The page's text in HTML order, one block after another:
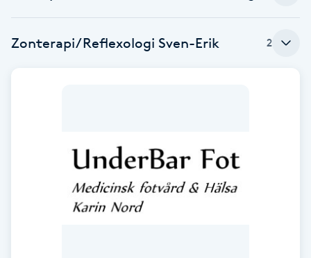
Zonterapi/Reflexologi Sven-Erik 2